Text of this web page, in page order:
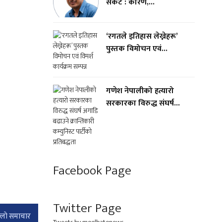
समाचार
‘रगतले इतिहास लेख्नेहरू’
पुस्तक विमोचन एवं...
गणेश नेपालीको हत्यारो
सरकारका विरुद्ध संघर्ष...
Facebook Page
Twitter Page